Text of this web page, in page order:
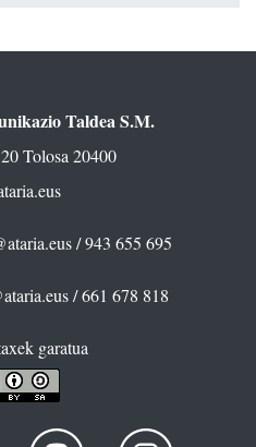
Taldea S.M.
Tolosa 20400
/ 943 655 695
/ 661 678 818
garatua